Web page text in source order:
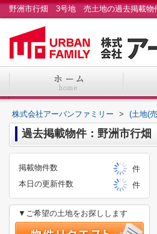
株式会社アーバンファミリー > (土地(
過去掲載物件：野洲市行
掲載物件数
件
本日の更新件数
件
▼ご希望の土地をお探しします